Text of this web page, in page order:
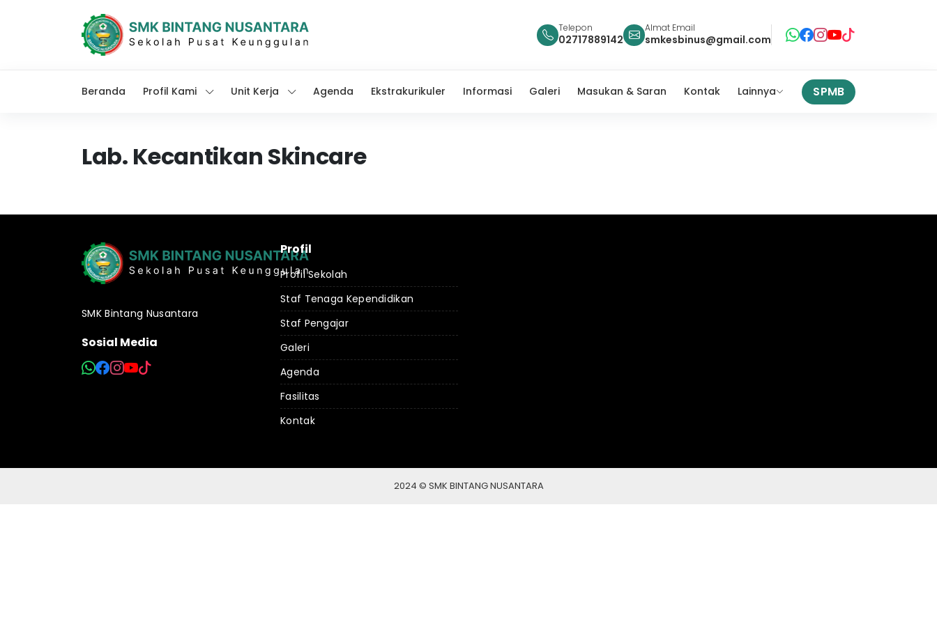
Telepon
02717889142
Almat Email
smkesbinus@gmail.com
Beranda Profil Kami Unit Kerja Agenda Ekstrakurikuler Informasi Galeri Masukan & Saran Kontak Lainnya SPMB
Lab. Kecantikan Skincare
SMK Bintang Nusantara
Sosial Media
Profil
Profil Sekolah
Staf Tenaga Kependidikan
Staf Pengajar
Galeri
Agenda
Fasilitas
Kontak
2024 © SMK BINTANG NUSANTARA